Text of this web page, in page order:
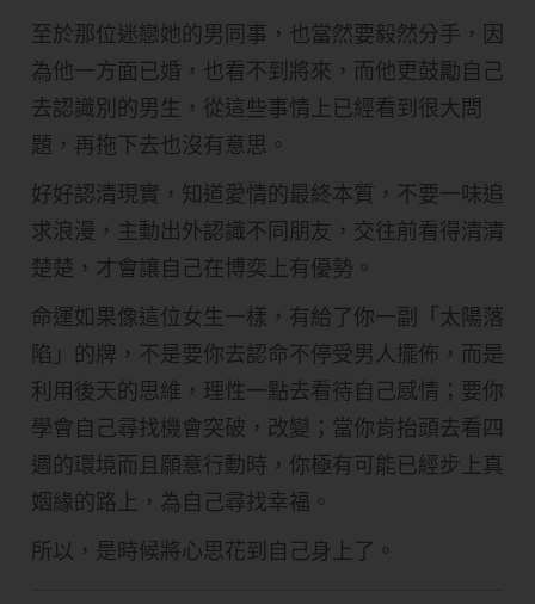
至於那位迷戀她的男同事，也當然要毅然分手，因
為他一方面已婚，也看不到將來，而他更鼓勵自己
去認識別的男生，從這些事情上已經看到很大問
題，再拖下去也沒有意思。
好好認清現實，知道愛情的最終本質，不要一味追
求浪漫，主動出外認識不同朋友，交往前看得清清
楚楚，才會讓自己在博奕上有優勢。
命運如果像這位女生一樣，有給了你一副「太陽落
陷」的牌，不是要你去認命不停受男人擺佈，而是
利用後天的思維，理性一點去看待自己感情；要你
學會自己尋找機會突破，改變；當你肯抬頭去看四
週的環境而且願意行動時，你極有可能已經步上真
姻緣的路上，為自己尋找幸福。
所以，是時候將心思花到自己身上了。